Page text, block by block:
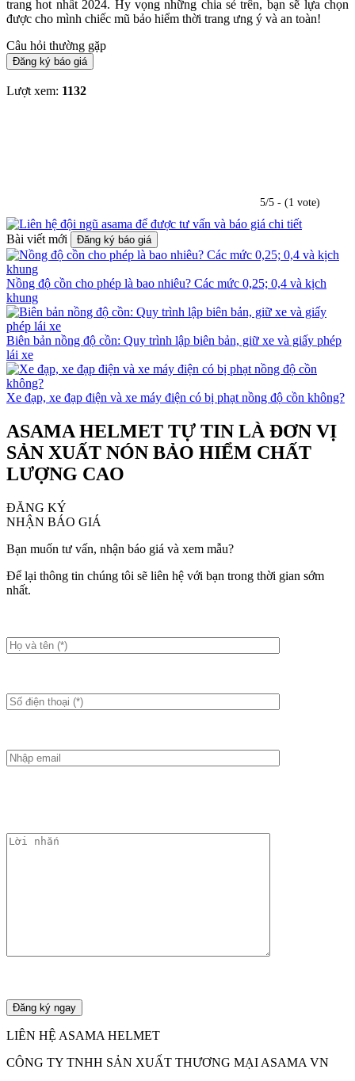
trang hot nhất 2024. Hy vọng những chia sẻ trên, bạn sẽ lựa chọn
được cho mình chiếc mũ bảo hiểm thời trang ưng ý và an toàn!
Câu hỏi thường gặp
5/5 - (1 vote)
Đăng ký báo giá
Lượt xem: 1132
Bài viết mới Đăng ký báo giá
Nồng độ cồn cho phép là bao nhiêu? Các mức 0,25; 0,4 và kịch
khung
Biên bản nồng độ cồn: Quy trình lập biên bản, giữ xe và giấy phép
lái xe
Xe đạp, xe đạp điện và xe máy điện có bị phạt nồng độ cồn không?
ASAMA HELMET TỰ TIN LÀ ĐƠN VỊ
SẢN XUẤT NÓN BẢO HIỂM CHẤT
LƯỢNG CAO
ĐĂNG KÝ
NHẬN BÁO GIÁ
Bạn muốn tư vấn, nhận báo giá và xem mẫu?
Để lại thông tin chúng tôi sẽ liên hệ với bạn trong thời gian sớm
nhất.
LIÊN HỆ ASAMA HELMET
CÔNG TY TNHH SẢN XUẤT THƯƠNG MẠI ASAMA VN